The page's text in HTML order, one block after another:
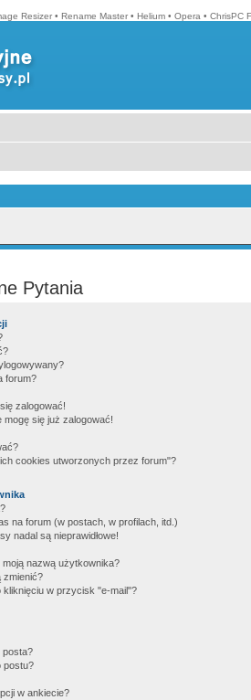
Resizer • Rename Master • Helium • Opera • ChrisPC
Pytania
forum?
zalogować!
mogę się już zalogować!
cookies utworzonych przez forum"?
na forum (w postach, w profilach, itd.)
nadal są nieprawidłowe!
nazwą użytkownika?
zmienić?
w przycisk "e-mail"?
posta?
postu?
w ankiecie?